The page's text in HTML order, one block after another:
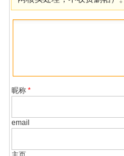
昵称*
email